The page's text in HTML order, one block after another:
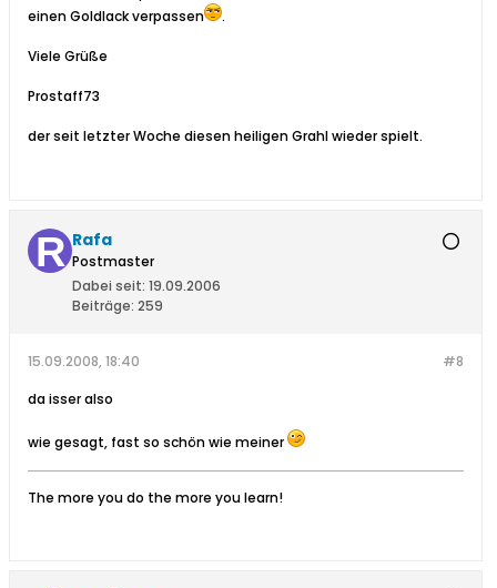
einen Goldlack verpassen
.
Viele Grüße
Prostaff73
der seit letzter Woche diesen heiligen Grahl wieder spielt.
Rafa
Postmaster
Dabei seit: 19.09.2006
Beiträge: 259
#8
15.09.2008, 18:40
da isser also
wie gesagt, fast so schön wie meiner
The more you do the more you learn!